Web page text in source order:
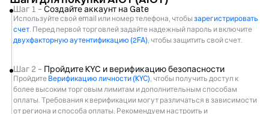
Шаг 1 – Создайте аккаунт на Gate
Используйте свой email или номер телефона, чтобы зарегистрировать
счет. Перед первой торговлей задайте надежный пароль и включите
двухфакторную аутентификацию (2FA), чтобы защитить свой счет.
Шаг 2 – Пройдите KYC и верификацию безопасности
Пройдите Верификацию личности (KYC), чтобы получить доступ к
более высоким торговым лимитам и дополнительным способам
оплаты. Требования к верификации могут различаться в зависимости
от региона и способа оплаты. Рекомендуем настроить и